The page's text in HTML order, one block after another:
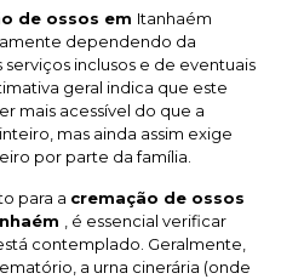
de ossos em Itanhaém
dependendo da
inclusos e de eventuais
geral indica que este
mais acessível do que a
mas ainda assim exige
por parte da família.
para a cremação de ossos
, é essencial verificar
contemplado. Geralmente,
a urna cinerária (onde